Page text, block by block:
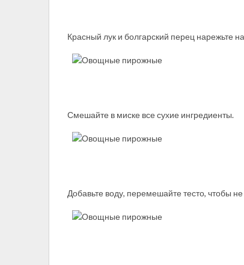
Красный лук и болгарский перец нарежьте
Смешайте в миске все сухие ингредиенты.
Добавьте воду, перемешайте тесто, чтобы